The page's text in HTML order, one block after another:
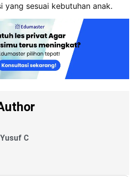
yang sesuai kebutuhan anak.
Yusuf C